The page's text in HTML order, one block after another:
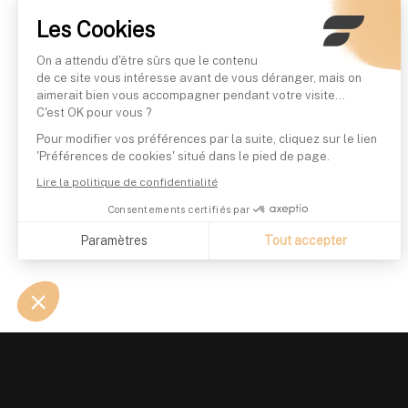
Les Cookies
On a attendu d'être sûrs que le contenu
de ce site vous intéresse avant de vous déranger, mais on
aimerait bien vous accompagner pendant votre visite...
C'est OK pour vous ?
Pour modifier vos préférences par la suite, cliquez sur le lien
'Préférences de cookies' situé dans le pied de page.
Lire la politique de confidentialité
Consentements certifiés par
Paramètres Tout accepter
Notre plateforme vous permet d'adapter et de gérer vos